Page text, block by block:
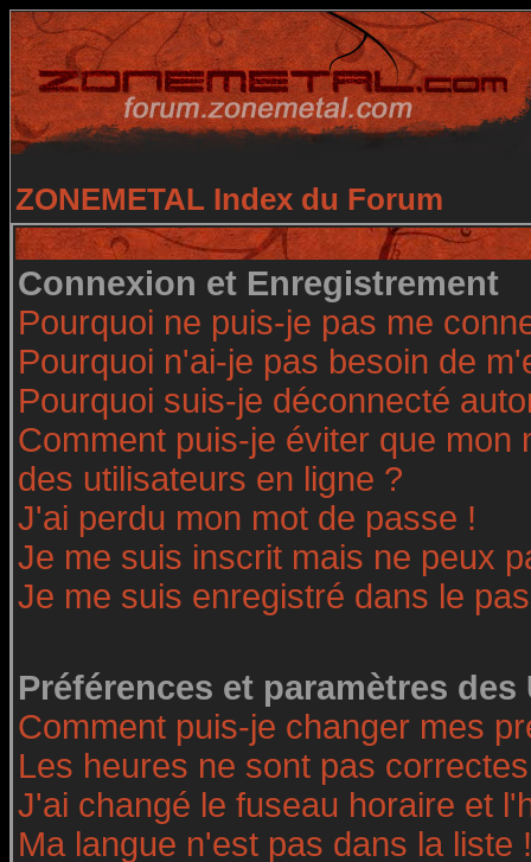
ZONEMETAL Index du Forum
Connexion et Enregistrement
Pourquoi ne puis-je pas me
Pourquoi n'ai-je pas besoin de
Pourquoi suis-je déconnecté
Comment puis-je éviter que
des utilisateurs en ligne ?
J'ai perdu mon mot de passe !
Je me suis inscrit mais ne peux
Je me suis enregistré dans le
Préférences et paramètres
Comment puis-je changer mes
Les heures ne sont pas
J'ai changé le fuseau horaire et
Ma langue n'est pas dans la liste !